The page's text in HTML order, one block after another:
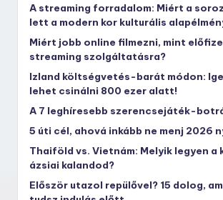
A streaming forradalom: Miért a
lett a modern kor kulturális
Miért jobb online filmezni, mint
streaming szolgáltatásra?
Izland költségvetés-barát módon:
lehet csinálni 800 ezer alatt!
A 7 leghíresebb szerencsejáték-
5 úti cél, ahová inkább ne menj 2026
Thaiföld vs. Vietnám: Melyik legyen a
ázsiai kalandod?
Először utazol repülővel? 15 dolog,